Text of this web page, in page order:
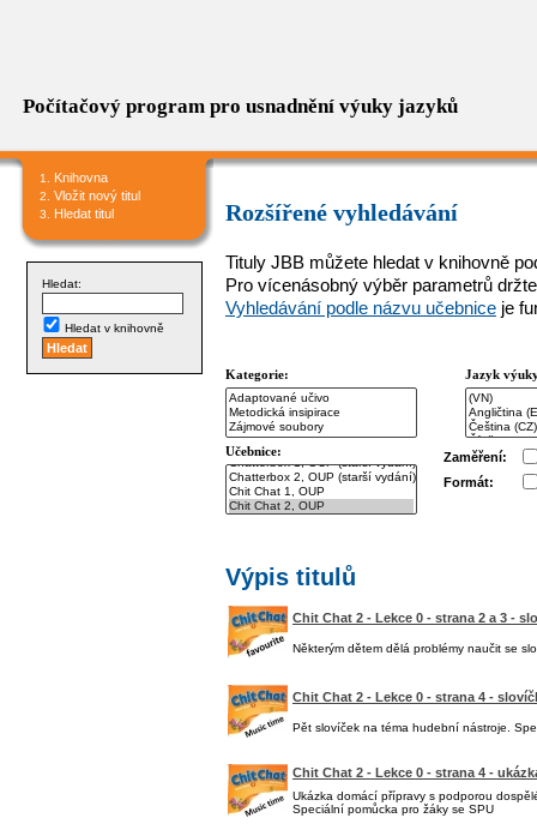
Počítačový program pro usnadnění výuky jazyků
Knihovna
Vložit nový titul
Hledat titul
Hledat:
Hledat v knihovně
Rozšířené vyhledávání
Tituly JBB můžete hledat v knihovně
Pro vícenásobný výběr parametrů
Vyhledávání podle názvu učebnice je
Kategorie: Jazyk
Učebnice:
Zaměření:
Formát:
Výpis titulů
Chit Chat 2 - Lekce 0 - strana 2 a 3 -
Některým dětem dělá problémy naučit se
Chit Chat 2 - Lekce 0 - strana 4 -
Pět slovíček na téma hudební nástroje.
Chit Chat 2 - Lekce 0 - strana 4 -
Ukázka domácí přípravy s podporou
Speciální pomůcka pro žáky se SPU